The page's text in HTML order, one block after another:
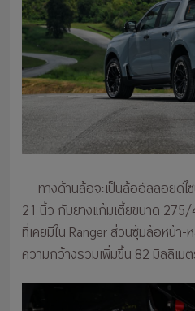
ทางด้านล้อจะเป็นล้ออัลลอยดีไ
21 นิ้ว กับยางแก้มเตี้ยขนาด
ที่เคยมีใน Ranger ส่วนซุ้มล้อหน้า
ความกว้างรวมเพิ่มขึ้น 82 มิลลิเม